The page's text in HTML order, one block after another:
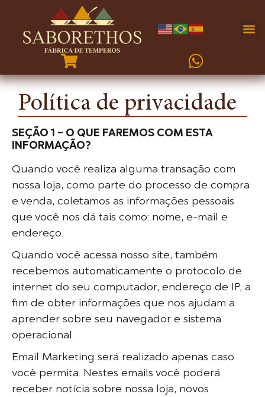
Política de privacidade
SEÇÃO 1 – O QUE FAREMOS COM ESTA
INFORMAÇÃO?
Quando você realiza alguma transação com
nossa loja, como parte do processo de compra
e venda, coletamos as informações pessoais
que você nos dá tais como: nome, e-mail e
endereço.
Quando você acessa nosso site, também
recebemos automaticamente o protocolo de
internet do seu computador, endereço de IP, a
fim de obter informações que nos ajudam a
aprender sobre seu navegador e sistema
operacional.
Email Marketing será realizado apenas caso
você permita. Nestes emails você poderá
receber notícia sobre nossa loja, novos